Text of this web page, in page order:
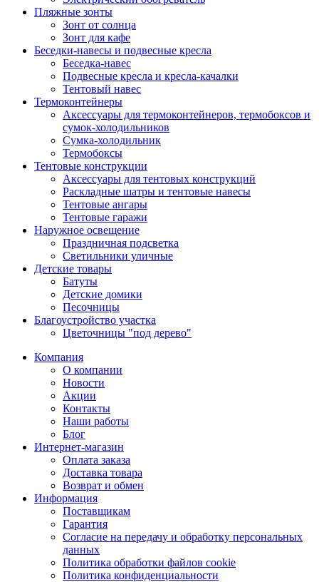
Пляжные зонты
Зонт от солнца
Зонт для кафе
Беседки-навесы и подвесные кресла
Беседка-навес
Подвесные кресла и кресла-качалки
Тентовый навес
Термоконтейнеры
Аксессуары для термоконтейнеров, термобоксов и
сумок-холодильников
Сумка-холодильник
Термобоксы
Тентовые конструкции
Аксессуары для тентовых конструкций
Раскладные шатры и тентовые навесы
Тентовые ангары
Тентовые гаражи
Наружное освещение
Праздничная подсветка
Светильники уличные
Детские товары
Батуты
Детские домики
Песочницы
Благоустройство участка
Цветочницы "под дерево"
Компания
О компании
Новости
Акции
Контакты
Наши работы
Блог
Интернет-магазин
Оплата заказа
Доставка товара
Возврат и обмен
Информация
Поставщикам
Гарантия
Согласие на передачу и обработку персональных
данных
Политика обработки файлов cookie
Политика конфиденциальности